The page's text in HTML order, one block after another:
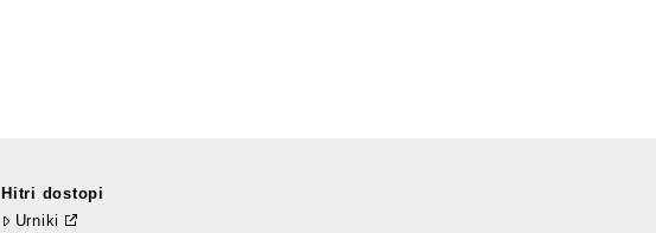
Hitri dostopi
Urniki